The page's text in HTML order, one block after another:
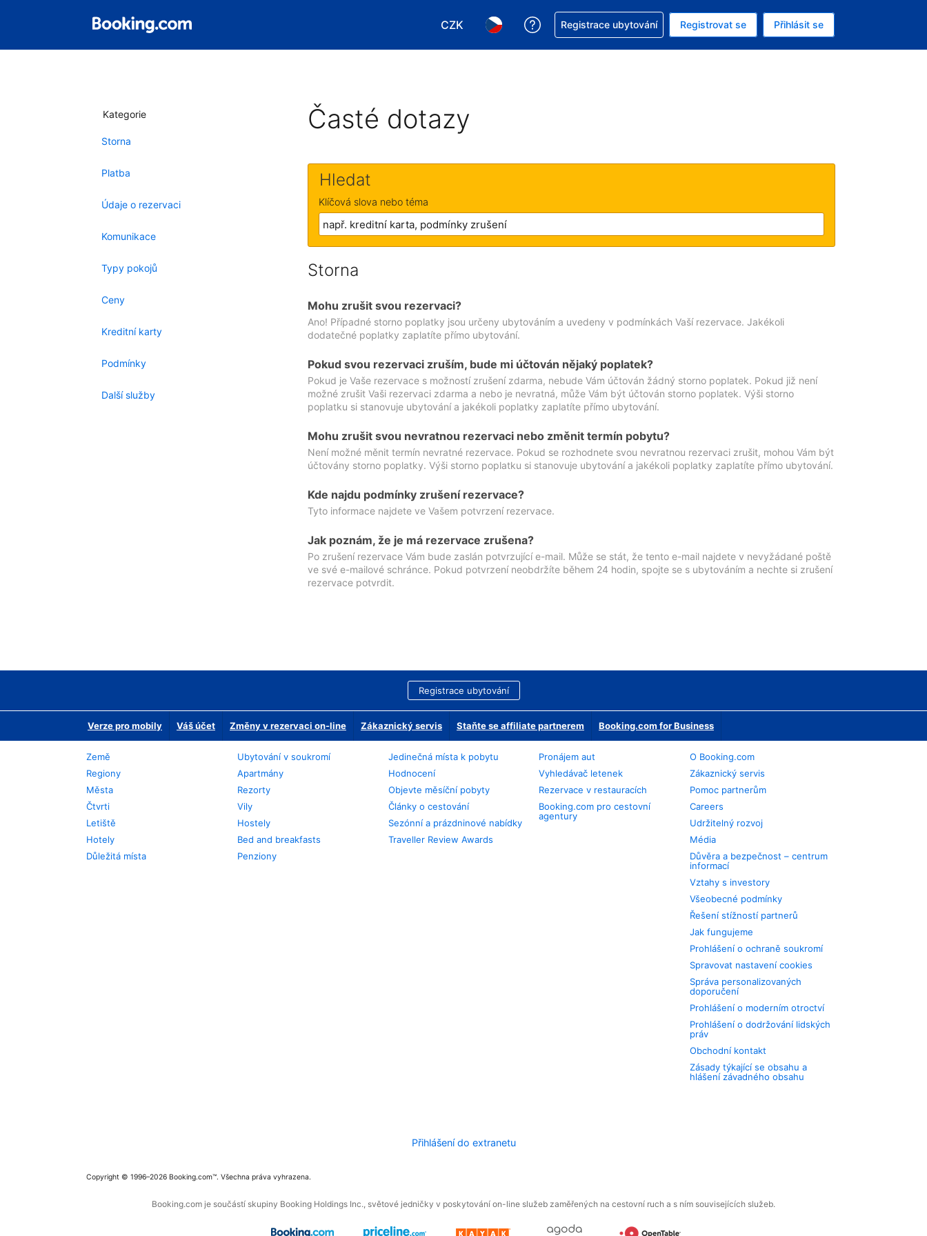
CZK
Vyberte si měnu. Aktuálně zvolená měna: Česká koruna
Vyberte si jazyk. Aktuálně zvolený jazyk: V češtině
Asistence s rezervací
Registrace ubytování Registrovat se Přihlásit se
Kategorie
Storna
Platba
Údaje o rezervaci
Komunikace
Typy pokojů
Ceny
Kreditní karty
Podmínky
Další služby
Časté dotazy
Hledat
Klíčová slova nebo téma
Storna
Mohu zrušit svou rezervaci?
Ano! Případné storno poplatky jsou určeny ubytováním a uvedeny v podmínkách Vaší rezervace. Jakékoli
dodatečné poplatky zaplatíte přímo ubytování.
Pokud svou rezervaci zruším, bude mi účtován nějaký poplatek?
Pokud je Vaše rezervace s možností zrušení zdarma, nebude Vám účtován žádný storno poplatek. Pokud již není
možné zrušit Vaši rezervaci zdarma a nebo je nevratná, může Vám být účtován storno poplatek. Výši storno
poplatku si stanovuje ubytování a jakékoli poplatky zaplatíte přímo ubytování.
Mohu zrušit svou nevratnou rezervaci nebo změnit termín pobytu?
Není možné měnit termín nevratné rezervace. Pokud se rozhodnete svou nevratnou rezervaci zrušit, mohou Vám být
účtovány storno poplatky. Výši storno poplatku si stanovuje ubytování a jakékoli poplatky zaplatíte přímo ubytování.
Kde najdu podmínky zrušení rezervace?
Tyto informace najdete ve Vašem potvrzení rezervace.
Jak poznám, že je má rezervace zrušena?
Po zrušení rezervace Vám bude zaslán potvrzující e-mail. Může se stát, že tento e-mail najdete v nevyžádané poště
ve své e-mailové schránce. Pokud potvrzení neobdržíte během 24 hodin, spojte se s ubytováním a nechte si zrušení
rezervace potvrdit.
Registrace ubytování
Verze pro mobily Váš účet Změny v rezervaci on-line Zákaznický servis Staňte se affiliate partnerem Booking.com for Business
Země
Regiony
Města
Čtvrti
Letiště
Hotely
Důležitá místa
Ubytování v soukromí
Apartmány
Rezorty
Vily
Hostely
Bed and breakfasts
Penziony
Jedinečná místa k pobytu
Hodnocení
Objevte měsíční pobyty
Články o cestování
Sezónní a prázdninové nabídky
Traveller Review Awards
Pronájem aut
Vyhledávač letenek
Rezervace v restauracích
Booking.com pro cestovní
agentury
O Booking.com
Zákaznický servis
Pomoc partnerům
Careers
Udržitelný rozvoj
Média
Důvěra a bezpečnost – centrum
informací
Vztahy s investory
Všeobecné podmínky
Řešení stížností partnerů
Jak fungujeme
Prohlášení o ochraně soukromí
Spravovat nastavení cookies
Správa personalizovaných
doporučení
Prohlášení o moderním otroctví
Prohlášení o dodržování lidských
práv
Obchodní kontakt
Zásady týkající se obsahu a
hlášení závadného obsahu
Přihlášení do extranetu
Copyright © 1996–2026 Booking.com™. Všechna práva vyhrazena.
Booking.com je součástí skupiny Booking Holdings Inc., světové jedničky v poskytování on-line služeb zaměřených na cestovní ruch a s ním souvisejících služeb.